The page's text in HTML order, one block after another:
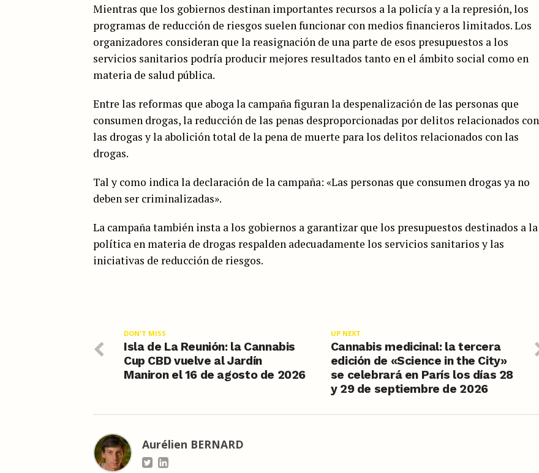
Mientras que los gobiernos destinan importantes recursos a la policía y a la represión, los
programas de reducción de riesgos suelen funcionar con medios financieros limitados. Los
organizadores consideran que la reasignación de una parte de esos presupuestos a los
servicios sanitarios podría producir mejores resultados tanto en el ámbito social como en
materia de salud pública.
Entre las reformas que aboga la campaña figuran la despenalización de las personas que
consumen drogas, la reducción de las penas desproporcionadas por delitos relacionados con
las drogas y la abolición total de la pena de muerte para los delitos relacionados con las
drogas.
Tal y como indica la declaración de la campaña: «Las personas que consumen drogas ya no
deben ser criminalizadas».
La campaña también insta a los gobiernos a garantizar que los presupuestos destinados a la
política en materia de drogas respalden adecuadamente los servicios sanitarios y las
iniciativas de reducción de riesgos.
UP NEXT
Cannabis medicinal: la tercera
edición de «Science in the City»
se celebrará en París los días 28
y 29 de septiembre de 2026
DON'T MISS
Isla de La Reunión: la Cannabis
Cup CBD vuelve al Jardín
Maniron el 16 de agosto de 2026
Aurélien BERNARD